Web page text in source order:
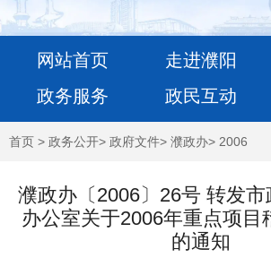
网站首页 走进濮阳
政务服务
政民互动
首页 > 政务公开> 政府文件> 濮政办> 2006
濮政办〔2006〕26号 转发市
办公室关于2006年重点项目
的通知